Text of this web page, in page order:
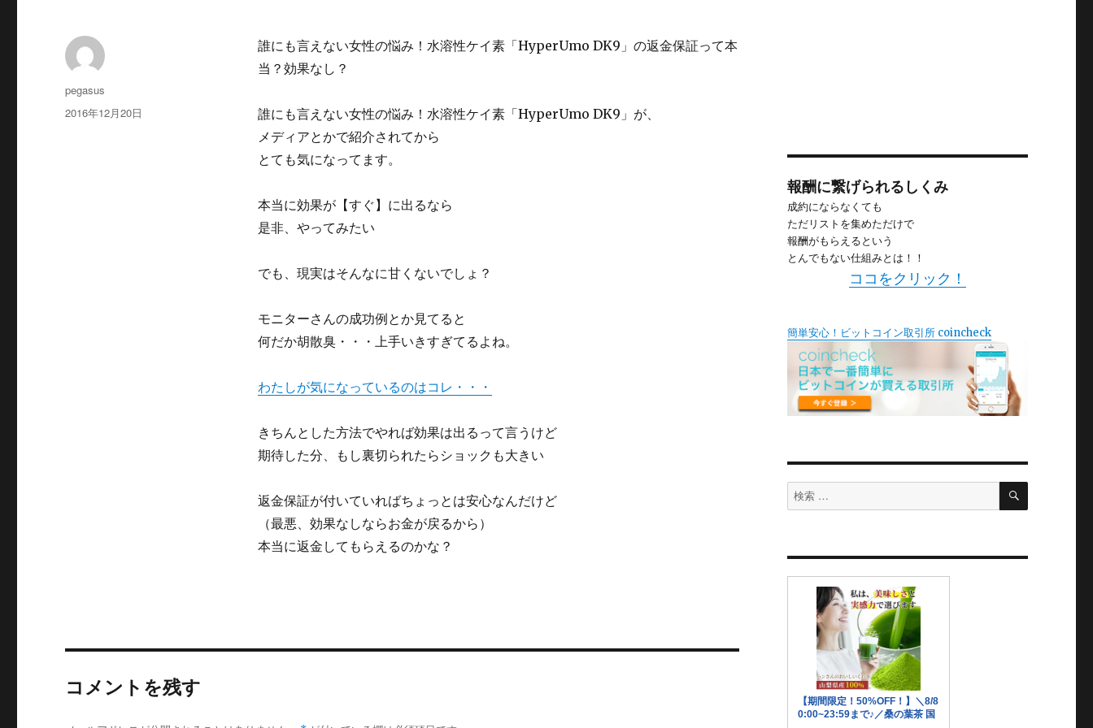
誰にも言えない女性の悩み！水溶性ケイ素「HyperUmo DK9」の返金保証って本
当？効果なし？
誰にも言えない女性の悩み！水溶性ケイ素「HyperUmo DK9」が、
メディアとかで紹介されてから
とても気になってます。
本当に効果が【すぐ】に出るなら
是非、やってみたい
でも、現実はそんなに甘くないでしょ？
モニターさんの成功例とか見てると
何だか胡散臭・・・上手いきすぎてるよね。
わたしが気になっているのはコレ・・・
きちんとした方法でやれば効果は出るって言うけど
期待した分、もし裏切られたらショックも大きい
返金保証が付いていればちょっとは安心なんだけど
（最悪、効果なしならお金が戻るから）
本当に返金してもらえるのかな？
投
稿
pegasus
投
2016年12月20日
コメントを残す
報酬に繋げられるしくみ
成約にならなくても
ただリストを集めただけで
報酬がもらえるという
とんでもない仕組みとは！！
ココをクリック！
簡単安心！ビットコイン取引所 coincheck
検
索
検